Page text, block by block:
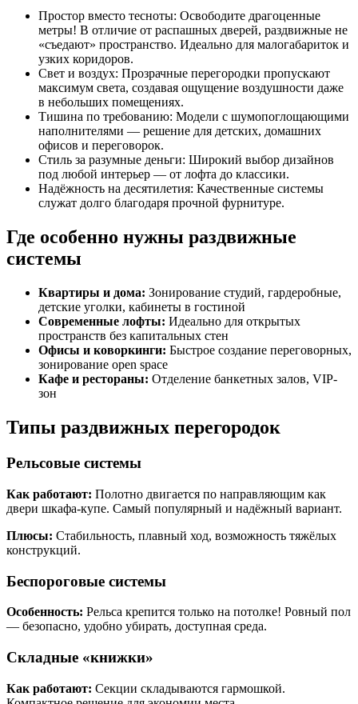
Простор вместо тесноты: Освободите драгоценные
метры! В отличие от распашных дверей, раздвижные не
«съедают» пространство. Идеально для малогабариток и
узких коридоров.
Свет и воздух: Прозрачные перегородки пропускают
максимум света, создавая ощущение воздушности даже
в небольших помещениях.
Тишина по требованию: Модели с шумопоглощающими
наполнителями — решение для детских, домашних
офисов и переговорок.
Стиль за разумные деньги: Широкий выбор дизайнов
под любой интерьер — от лофта до классики.
Надёжность на десятилетия: Качественные системы
служат долго благодаря прочной фурнитуре.
Где особенно нужны раздвижные
системы
Квартиры и дома: Зонирование студий, гардеробные,
детские уголки, кабинеты в гостиной
Современные лофты: Идеально для открытых
пространств без капитальных стен
Офисы и коворкинги: Быстрое создание переговорных,
зонирование open space
Кафе и рестораны: Отделение банкетных залов, VIP-
зон
Типы раздвижных перегородок
Рельсовые системы
Как работают: Полотно двигается по направляющим как
двери шкафа-купе. Самый популярный и надёжный вариант.
Плюсы: Стабильность, плавный ход, возможность тяжёлых
конструкций.
Беспороговые системы
Особенность: Рельса крепится только на потолке! Ровный пол
— безопасно, удобно убирать, доступная среда.
Складные «книжки»
Как работают: Секции складываются гармошкой.